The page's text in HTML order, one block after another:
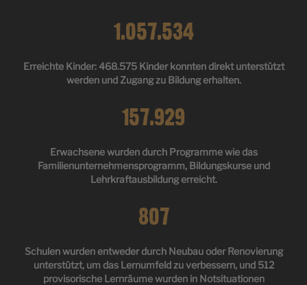
1.057.534
Erreichte Kinder: 468.575 Kinder konnten direkt unterstützt
werden und Zugang zu Bildung erhalten.
157.929
Erwachsene wurden durch Programme wie das
Familienunternehmensprogramm, Bildungskurse und
Lehrkraftausbildung erreicht.
807
Schulen wurden entweder durch Neubau oder Renovierung
unterstützt, um das Lernumfeld zu verbessern, und 512
provisorische Lernräume wurden in Notsituationen